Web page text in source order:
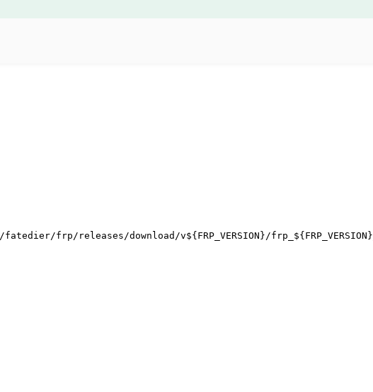
frp/releases/download/v
${FRP_VERSION}/frp_ ${FRP_VERSION}